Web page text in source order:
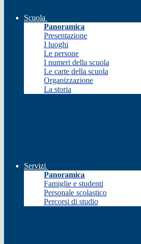
Scuola
Panoramica
Presentazione
I luoghi
Le persone
I numeri della scuola
Le carte della scuola
Organizzazione
La storia
Servizi
Panoramica
Famiglie e studenti
Personale scolastico
Percorsi di studio